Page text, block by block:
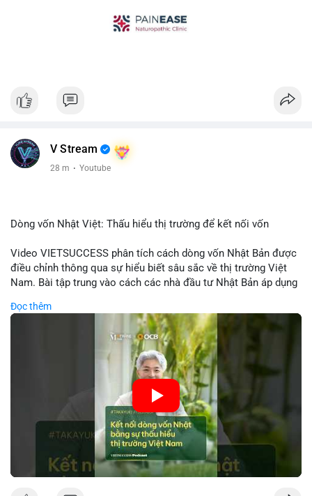
V Stream
28 m · Youtube
Dòng vốn Nhật Việt: Thấu hiểu thị trường để kết nối vốn
Video VIETSUCCESS phân tích cách dòng vốn Nhật Bản được
điều chỉnh thông qua sự hiểu biết sâu sắc về thị trường Việt
Nam. Bài tập trung vào cách các nhà đầu tư Nhật Bản áp dụng
đầu tư trực tiếp vào doanh nghiệp đến việc giao dịch tài chính.
Kết nối này không chỉ tạo cơ hội tăng trưởng cho Việt Nam mà
còn tạo ra động lực cho thị trường crypto địa phương khi các
nhà đầu tư đa quốc gia tìm kiếm cơ hội đa dạng. Các yếu tố
như chính sách tài chính Việt Nam, xu hướng đầu tư ESG, và
ổn định thị trường sẽ ảnh hưởng trực tiếp đến lưu lượng vốn
nhập khẩu từ Nhật Bản. Bài cũng nhấn mạnh vai trò của thông
tin thị trường chính xác trong việc giảm rủi ro khi kết nối các
thị trường khác nhau.
🎥 Xem video trực tiếp tại:
Đọc thêm